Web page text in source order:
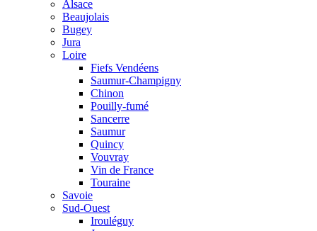
Alsace
Beaujolais
Bugey
Jura
Loire
Fiefs Vendéens
Saumur-Champigny
Chinon
Pouilly-fumé
Sancerre
Saumur
Quincy
Vouvray
Vin de France
Touraine
Savoie
Sud-Ouest
Irouléguy